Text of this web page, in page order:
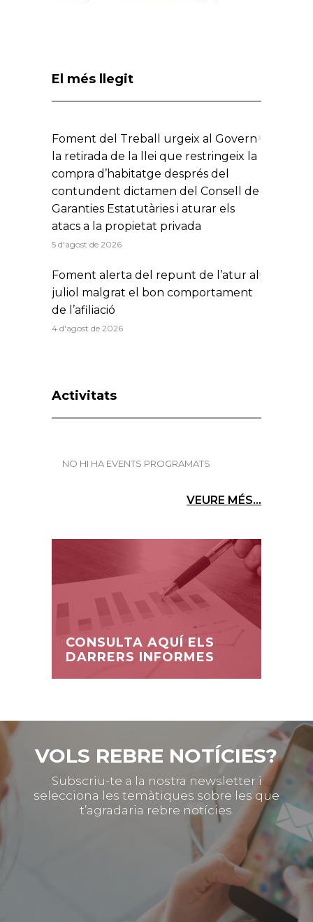
El més llegit
Foment del Treball urgeix al Govern
la retirada de la llei que restringeix la
compra d’habitatge després del
contundent dictamen del Consell de
Garanties Estatutàries i aturar els
atacs a la propietat privada
5 d'agost de 2026
Foment alerta del repunt de l’atur al
juliol malgrat el bon comportament
de l’afiliació
4 d'agost de 2026
Activitats
NO HI HA EVENTS PROGRAMATS
VEURE MÉS...
CONSULTA AQUÍ ELS
DARRERS INFORMES
VOLS REBRE NOTÍCIES?
Subscriu-te a la nostra newsletter i
selecciona les temàtiques sobre les que
t’agradaria rebre notícies.